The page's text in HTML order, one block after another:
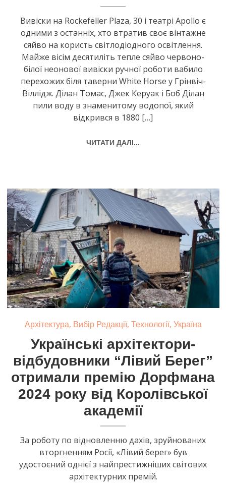
Вивіски на Rockefeller Plaza, 30 і театрі Apollo є
одними з останніх, хто втратив своє вінтажне
сяйво на користь світлодіодного освітлення.
Майже вісім десятиліть тепле сяйво червоно-
білої неонової вивіски ручної роботи вабило
перехожих біля таверни White Horse у Грінвіч-
Віллідж. Ділан Томас, Джек Керуак і Боб Ділан
пили воду в знаменитому водопої, який
відкрився в 1880 […]
ЧИТАТИ ДАЛІ...
Архітектура, Вибір Редакції, Технології, Україна
Українські архітектори-
відбудовники “Лівий Берег”
отримали премію Дорфмана
2024 року від Королівської
академії
За роботу по відновленню дахів, зруйнованих
вторгненням Росії, «Лівий берег» був
удостоєний однієї з найпрестижніших світових
архітектурних премій.